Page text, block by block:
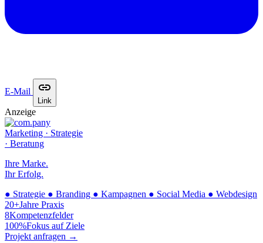
E-Mail
Link
Anzeige
Marketing · Strategie
· Beratung
Ihre Marke.
Ihr Erfolg.
● Strategie ● Branding ● Kampagnen ● Social Media ● Webdesign
20+Jahre Praxis
8Kompetenzfelder
100%Fokus auf Ziele
Projekt anfragen →